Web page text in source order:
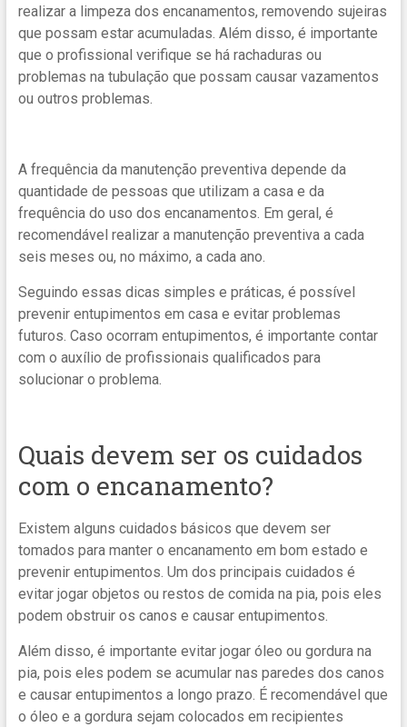
realizar a limpeza dos encanamentos, removendo sujeiras
que possam estar acumuladas. Além disso, é importante
que o profissional verifique se há rachaduras ou
problemas na tubulação que possam causar vazamentos
ou outros problemas.
A frequência da manutenção preventiva depende da
quantidade de pessoas que utilizam a casa e da
frequência do uso dos encanamentos. Em geral, é
recomendável realizar a manutenção preventiva a cada
seis meses ou, no máximo, a cada ano.
Seguindo essas dicas simples e práticas, é possível
prevenir entupimentos em casa e evitar problemas
futuros. Caso ocorram entupimentos, é importante contar
com o auxílio de profissionais qualificados para
solucionar o problema.
Quais devem ser os cuidados
com o encanamento?
Existem alguns cuidados básicos que devem ser
tomados para manter o encanamento em bom estado e
prevenir entupimentos. Um dos principais cuidados é
evitar jogar objetos ou restos de comida na pia, pois eles
podem obstruir os canos e causar entupimentos.
Além disso, é importante evitar jogar óleo ou gordura na
pia, pois eles podem se acumular nas paredes dos canos
e causar entupimentos a longo prazo. É recomendável que
o óleo e a gordura sejam colocados em recipientes